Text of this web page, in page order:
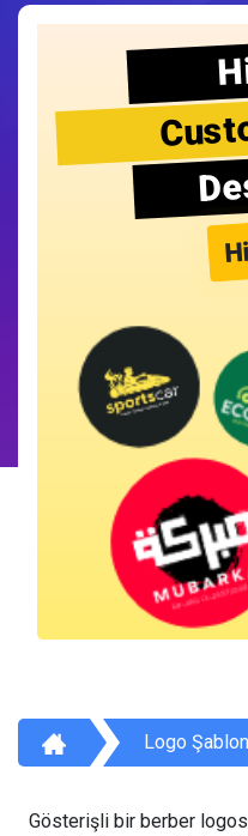
Logo
Gösterişli bir berber